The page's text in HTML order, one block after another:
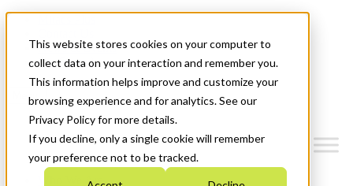
This website stores cookies on your computer to
collect data on your interaction and remember you.
This information helps improve and customize your
browsing experience and for analytics. See our
Privacy Policy for more details.
If you decline, only a single cookie will remember
your preference not to be tracked.
News & Events
Get Started
Menu
Who We Are